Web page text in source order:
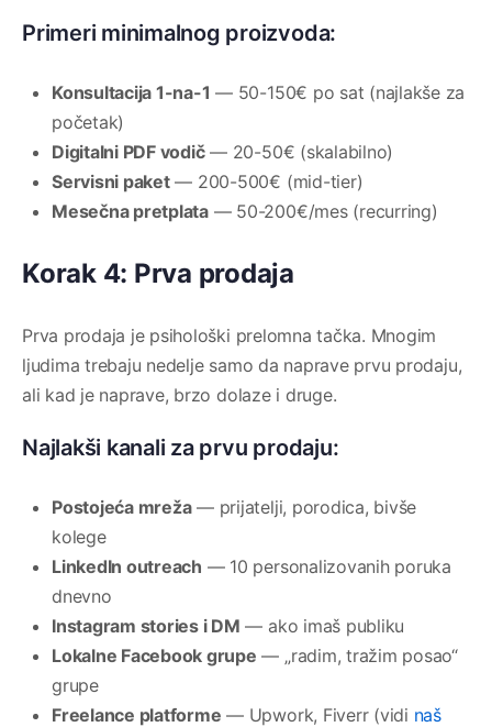
Primeri minimalnog proizvoda:
Konsultacija 1-na-1 — 50-150€ po sat (najlakše za
početak)
Digitalni PDF vodič— 20-50€ (skalabilno)
Servisni paket— 200-500€ (mid-tier)
Mesečna pretplata— 50-200€/mes (recurring)
Korak 4: Prva prodaja
Prva prodaja je psihološki prelomna tačka. Mnogim
ljudima trebaju nedelje samo da naprave prvu prodaju,
ali kad je naprave, brzo dolaze i druge.
Najlakši kanali za prvu prodaju:
Postojeća mreža— prijatelji, porodica, bivše
kolege
LinkedIn outreach — 10 personalizovanih poruka
dnevno
Instagram stories i DM — ako imaš publiku
Lokalne Facebook grupe — „radim, tražim posao“
grupe
Freelance platforme — Upwork, Fiverr (vidi naš